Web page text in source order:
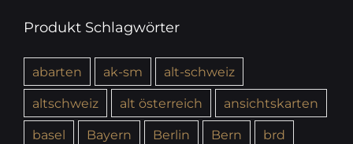
Produkt Schlagwörter
abarten ak-sm
alt-schweiz
altschweiz
alt österreich
ansichtskarten
basel
Bayern Berlin Bern
brd